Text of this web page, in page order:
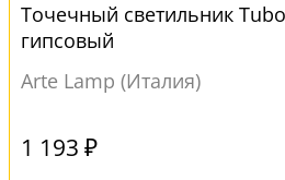
Точечный светильник
гипсовый
Arte Lamp (Италия)
1 193 ₽